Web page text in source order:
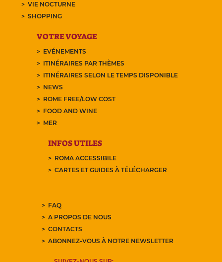
VIE NOCTURNE
SHOPPING
VOTRE VOYAGE
EVÉNEMENTS
ITINÉRAIRES PAR THÈMES
ITINÉRAIRES SELON LE TEMPS DISPONIBLE
NEWS
ROME FREE/LOW COST
FOOD AND WINE
MER
INFOS UTILES
ROMA ACCESSIBILE
CARTES ET GUIDES À TÉLÉCHARGER
FAQ
A PROPOS DE NOUS
CONTACTS
ABONNEZ-VOUS À NOTRE NEWSLETTER